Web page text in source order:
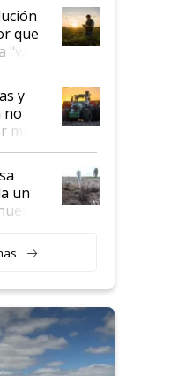
que
a
y
no
un
un